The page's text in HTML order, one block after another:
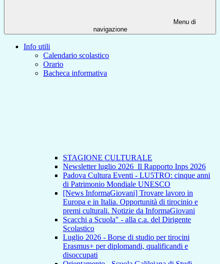
Menu di
navigazione
Info utili
Calendario scolastico
Orario
Bacheca informativa
STAGIONE CULTURALE
Newsletter luglio 2026_Il Rapporto Inps 2026
Padova Cultura Eventi - LU5TRO: cinque anni
di Patrimonio Mondiale UNESCO
[News InformaGiovani] Trovare lavoro in
Europa e in Italia. Opportunità di tirocinio e
premi culturali. Notizie da InformaGiovani
Scacchi a Scuola" - alla c.a. del Dirigente
Scolastico
Luglio 2026 - Borse di studio per tirocini
Erasmus+ per diplomandi, qualificandi e
disoccupati